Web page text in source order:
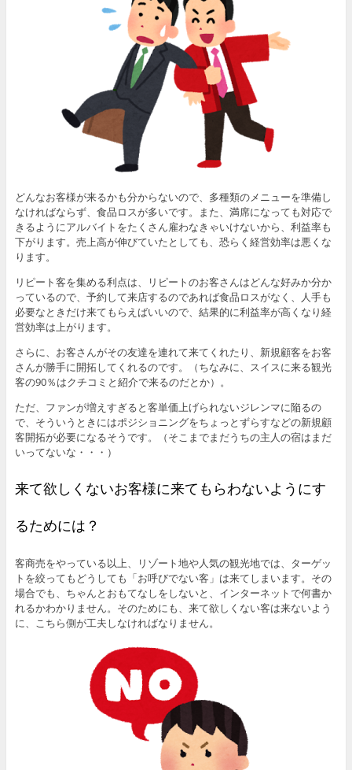
どんなお客様が来るかも分からないので、多種類のメニューを準備し
なければならず、食品ロスが多いです。また、満席になっても対応で
きるようにアルバイトをたくさん雇わなきゃいけないから、利益率も
下がります。売上高が伸びていたとしても、恐らく経営効率は悪くな
ります。
リピート客を集める利点は、リピートのお客さんはどんな好みか分か
っているので、予約して来店するのであれば食品ロスがなく、人手も
必要なときだけ来てもらえばいいので、結果的に利益率が高くなり経
営効率は上がります。
さらに、お客さんがその友達を連れて来てくれたり、新規顧客をお客
さんが勝手に開拓してくれるのです。（ちなみに、スイスに来る観光
客の90％はクチコミと紹介で来るのだとか）。
ただ、ファンが増えすぎると客単価上げられないジレンマに陥るの
で、そういうときにはポジショニングをちょっとずらすなどの新規顧
客開拓が必要になるそうです。（そこまでまだうちの主人の宿はまだ
いってないな・・・）
来て欲しくないお客様に来てもらわないようにす
るためには？
客商売をやっている以上、リゾート地や人気の観光地では、ターゲッ
トを絞ってもどうしても「お呼びでない客」は来てしまいます。その
場合でも、ちゃんとおもてなしをしないと、インターネットで何書か
れるかわかりません。そのためにも、来て欲しくない客は来ないよう
に、こちら側が工夫しなければなりません。